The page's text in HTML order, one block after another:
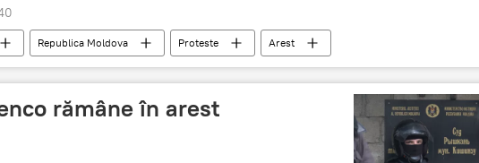
Republica Moldova Proteste
Arest
Grupul Petrenco
rămâne în arest